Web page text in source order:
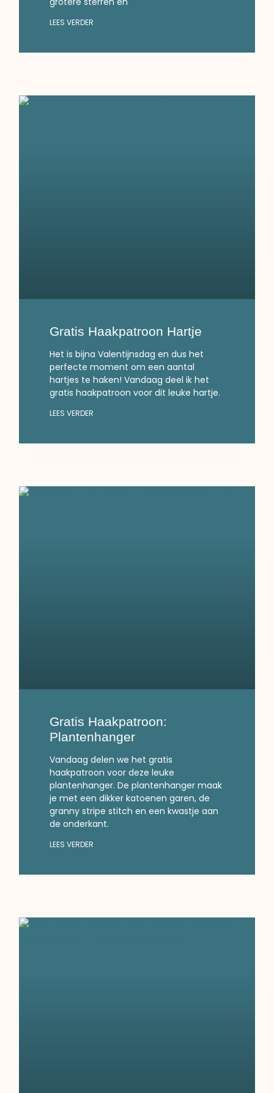
LEES VERDER
Gratis Haakpatroon Hartje
Het is bijna Valentijnsdag en dus het
perfecte moment om een aantal
hartjes te haken! Vandaag deel ik het
gratis haakpatroon voor dit leuke hartje.
LEES VERDER
Gratis Haakpatroon:
Plantenhanger
Vandaag delen we het gratis
haakpatroon voor deze leuke
plantenhanger. De plantenhanger maak
je met een dikker katoenen garen, de
granny stripe stitch en een kwastje aan
de onderkant.
LEES VERDER